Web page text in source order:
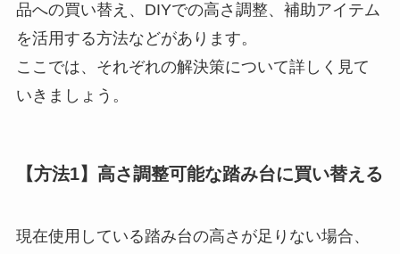
品への買い替え、DIYでの高さ調整、補助アイテム
を活用する方法などがあります。
ここでは、それぞれの解決策について詳しく見て
いきましょう。
【方法1】高さ調整可能な踏み台に買い替える
現在使用している踏み台の高さが足りない場合、